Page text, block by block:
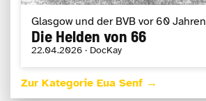
Glasgow und der BVB vor 60 Jahren
Die Helden von 66
22.04.2026 · DocKay
Zur Kategorie Eua Senf →